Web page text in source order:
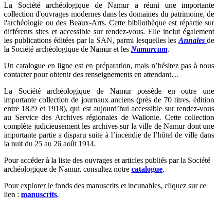
La Société archéologique de Namur a réuni une importante
collection d'ouvrages modernes dans les domaines du patrimoine, de
l'archéologie ou des Beaux-Arts. Cette bibliothèque est répartie sur
différents sites et accessible sur rendez-vous. Elle inclut également
les publications éditées par la SAN, parmi lesquelles les Annales de
la Société archéologique de Namur et les Namurcum.
Un catalogue en ligne est en préparation, mais n’hésitez pas à nous
contacter pour obtenir des renseignements en attendant…
La Société archéologique de Namur possède en outre une
importante collection de journaux anciens (près de 70 titres, édition
entre 1829 et 1918), qui est aujourd’hui accessible sur rendez-vous
au Service des Archives régionales de Wallonie. Cette collection
complète judicieusement les archives sur la ville de Namur dont une
importante partie a disparu suite à l’incendie de l’hôtel de ville dans
la nuit du 25 au 26 août 1914.
Pour accéder à la liste des ouvrages et articles publiés par la Société
archéologique de Namur, consultez notre catalogue.
Pour explorer le fonds des manuscrits et incunables, cliquez sur ce
lien : manuscrits.